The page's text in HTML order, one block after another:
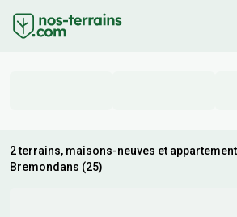
2 terrains, maisons-neuves et
Bremondans (25)